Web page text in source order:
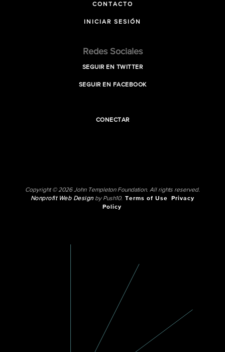
CONTACTO
INICIAR SESIÓN
Redes Sociales
SEGUIR EN TWITTER
SEGUIR EN FACEBOOK
CONECTAR
Copyright © 2026 John Templeton Foundation. All rights reserved.
Nonprofit Web Designby Push10. Terms of Use
Privacy
Policy